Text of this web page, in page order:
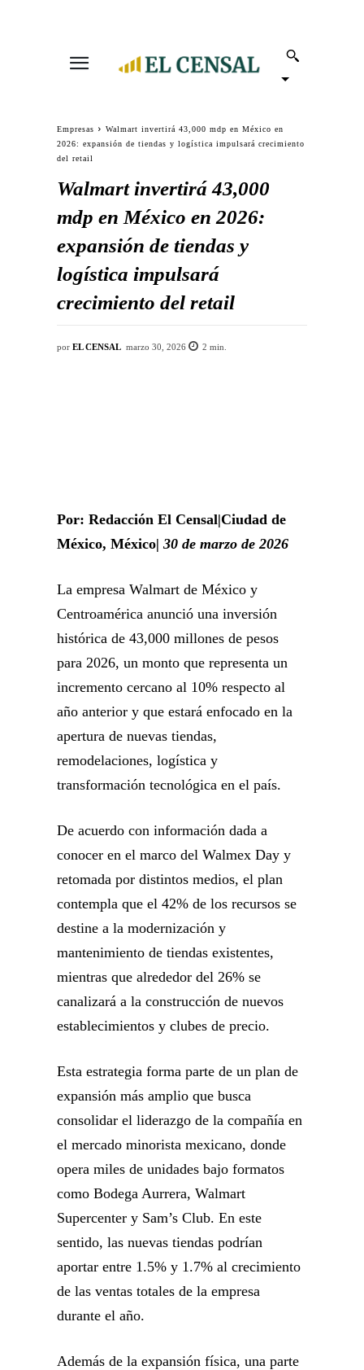
Empresas
Walmart invertirá 43,000 mdp en México en
2026: expansión de tiendas y logística impulsará crecimiento
del retail
Walmart invertirá 43,000
mdp en México en 2026:
expansión de tiendas y
logística impulsará
crecimiento del retail
por EL CENSAL marzo 30, 2026 2 min.
Por: Redacción El Censal|Ciudad de
México, México| 30 de marzo de 2026
La empresa Walmart de México y
Centroamérica anunció una inversión
histórica de 43,000 millones de pesos
para 2026, un monto que representa un
incremento cercano al 10% respecto al
año anterior y que estará enfocado en la
apertura de nuevas tiendas,
remodelaciones, logística y
transformación tecnológica en el país.
De acuerdo con información dada a
conocer en el marco del Walmex Day y
retomada por distintos medios, el plan
contempla que el 42% de los recursos se
destine a la modernización y
mantenimiento de tiendas existentes,
mientras que alrededor del 26% se
canalizará a la construcción de nuevos
establecimientos y clubes de precio.
Esta estrategia forma parte de un plan de
expansión más amplio que busca
consolidar el liderazgo de la compañía en
el mercado minorista mexicano, donde
opera miles de unidades bajo formatos
como Bodega Aurrera, Walmart
Supercenter y Sam’s Club. En este
sentido, las nuevas tiendas podrían
aportar entre 1.5% y 1.7% al crecimiento
de las ventas totales de la empresa
durante el año.
Además de la expansión física, una parte